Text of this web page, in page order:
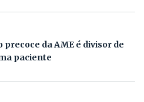
precoce da AME é divisor de
paciente